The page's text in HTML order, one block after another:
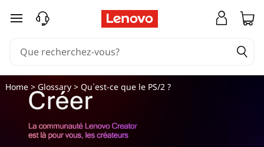
passer au contenu principal
Home> Glossary> Qu`est-ce que le PS/2 ?